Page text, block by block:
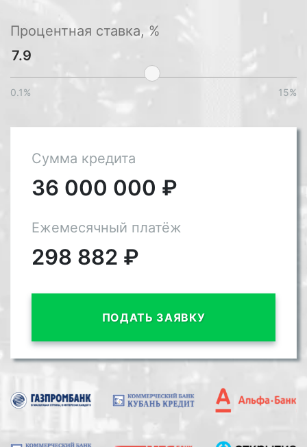
Процентная ставка, %
0.1% 15%
Сумма кредита
36 000 000 ₽
Ежемесячный платёж
298 882 ₽
ПОДАТЬ ЗАЯВКУ